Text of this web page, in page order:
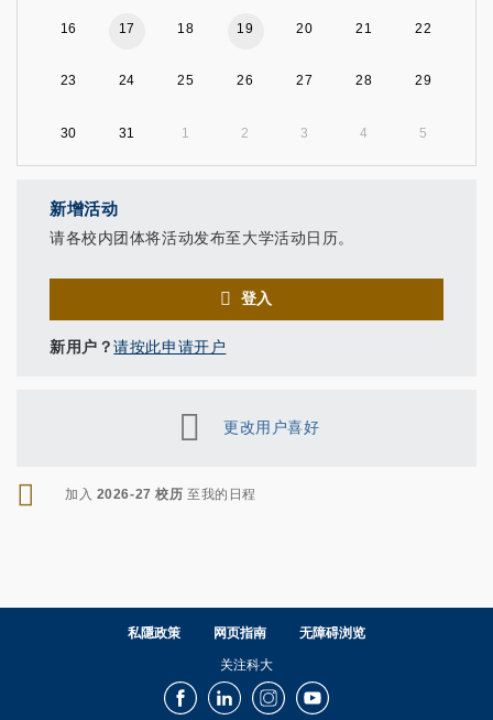
16 17 18 19 20 21 22
23 24 25 26 27 28 29
30 31 1 2 3 4 5
新增活动
请各校内团体将活动发布至大学活动日历。
登入
新用户？请按此申请开户
更改用户喜好
RSS
加入 2026-27 校历 至我的日程
私隱政策 网页指南 无障碍浏览
关注科大
FacebookLinkedInInstagramYoutube